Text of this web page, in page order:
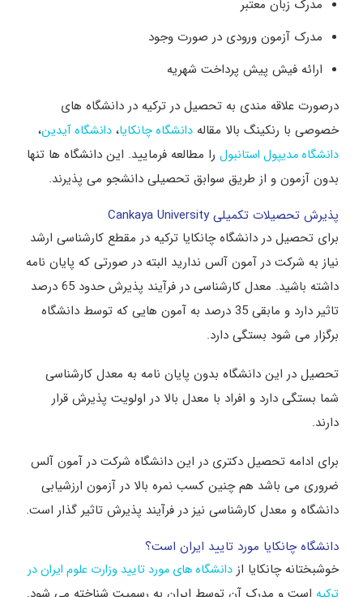
مدرک زبان معتبر
مدرک آزمون ورودی در صورت وجود
ارائه فیش پیش پرداخت شهریه
درصورت علاقه مندی به تحصیل در ترکیه در دانشگاه های
خصوصی با رنکینگ بالا مقاله دانشگاه چانکایا، دانشگاه آیدین،
دانشگاه مدیپول استانبول را مطالعه فرمایید. این دانشگاه ها تنها
بدون آزمون و از طریق سوابق تحصیلی دانشجو می پذیرند.
پذیرش تحصیلات تکمیلی Cankaya University
برای تحصیل در دانشگاه چانکایا ترکیه در مقطع کارشناسی ارشد
نیاز به شرکت در آمون آلس ندارید البته در صورتی که پایان نامه
داشته باشید. معدل کارشناسی در فرآیند پذیرش حدود 65 درصد
تاثیر دارد و مابقی 35 درصد به آمون هایی که توسط دانشگاه
برگزار می شود بستگی دارد.
تحصیل در این دانشگاه بدون پایان نامه به معدل کارشناسی
شما بستگی دارد و افراد با معدل بالا در اولویت پذیرش قرار
دارند.
برای ادامه تحصیل دکتری در این دانشگاه شرکت در آمون آلس
ضروری می باشد هم چنین کسب نمره بالا در آزمون ارزشیابی
دانشگاه و معدل کارشناسی نیز در فرآیند پذیرش تاثیر گذار است.
دانشگاه چانکایا مورد تایید ایران است؟
خوشبختانه چانکایا از دانشگاه های مورد تایید وزارت علوم ایران در